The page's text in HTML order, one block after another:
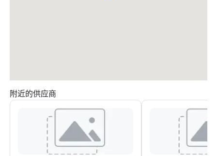
附近的供应商